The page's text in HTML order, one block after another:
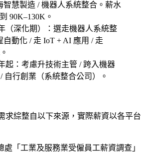
智慧製造 / 機器人系統整合 。薪水
90K–130K。
（深化期）
：選走機器人系統整
自動化 / 走 IoT + AI 應用 / 走
。
起 ：考慮升技術主管 / 跨入機器
自行創業（系統整合公司）
。
求綜整自以下來源，實際薪資以各平台
處「工業及服務業受僱員工薪資調查」